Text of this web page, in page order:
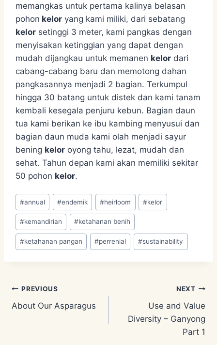
memangkas untuk pertama kalinya belasan
pohon kelor yang kami miliki, dari sebatang
kelor setinggi 3 meter, kami pangkas dengan
menyisakan ketinggian yang dapat dengan
mudah dijangkau untuk memanen kelor dari
cabang-cabang baru dan memotong dahan
pangkasannya menjadi 2 bagian. Terkumpul
hingga 30 batang untuk distek dan kami tanam
kembali kesegala penjuru kebun. Bagian daun
tua kami berikan ke ibu kambing menyusui dan
bagian daun muda kami olah menjadi sayur
bening kelor oyong tahu, lezat, mudah dan
sehat. Tahun depan kami akan memiliki sekitar
50 pohon kelor.
Post
Tags:
#annual #endemik #heirloom #kelor
#kemandirian #ketahanan benih
#ketahanan pangan #perrenial #sustainability
Post
navigation
PREVIOUS
About Our Asparagus
NEXT
Use and Value
Diversity – Ganyong
Part 1